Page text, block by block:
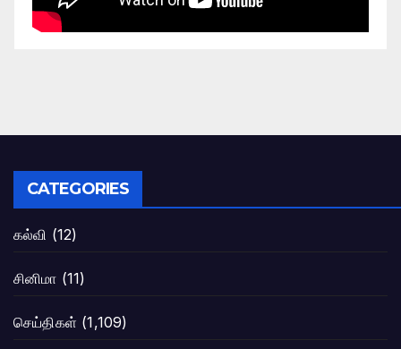
CATEGORIES
கல்வி (12)
சினிமா (11)
செய்திகள் (1,109)